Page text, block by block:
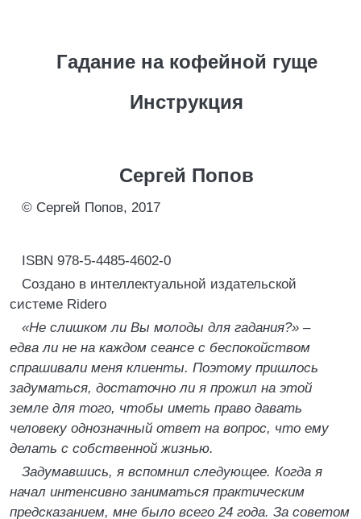
Гадание на кофейной гуще
Инструкция
Сергей Попов
© Сергей Попов, 2017
ISBN 978-5-4485-4602-0
Создано в интеллектуальной издательской
системе Ridero
«Не слишком ли Вы молоды для гадания?» –
едва ли не на каждом сеансе с беспокойством
спрашивали меня клиенты. Поэтому пришлось
задуматься, достаточно ли я прожил на этой
земле для того, чтобы иметь право давать
человеку однозначный ответ на вопрос, что ему
делать с собственной жизнью.
Задумавшись, я вспомнил следующее. Когда я
начал интенсивно заниматься практическим
предсказанием, мне было всего 24 года. За советом